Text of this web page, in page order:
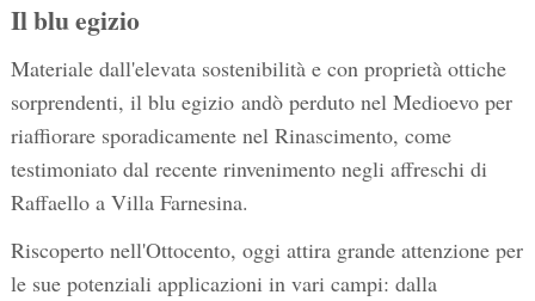
Il blu egizio
Materiale dall'elevata sostenibilità e con proprietà ottiche
sorprendenti, il blu egizio andò perduto nel Medioevo per
riaffiorare sporadicamente nel Rinascimento, come
testimoniato dal recente rinvenimento negli affreschi di
Raffaello a Villa Farnesina.
Riscoperto nell'Ottocento, oggi attira grande attenzione per
le sue potenziali applicazioni in vari campi: dalla